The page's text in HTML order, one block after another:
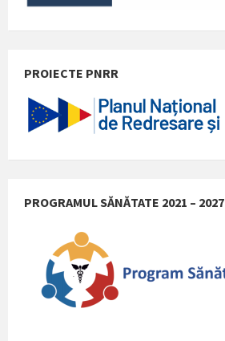
PROIECTE PNRR
PROGRAMUL SĂNĂTATE 2021 – 2027